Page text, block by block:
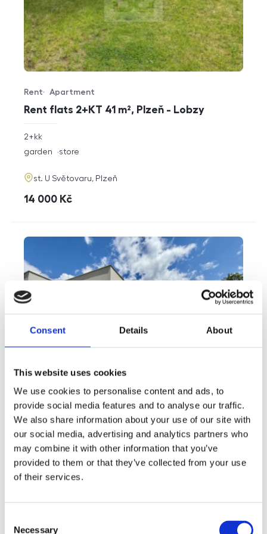
Consent Details About
This website uses cookies
We use cookies to personalise content and ads, to
provide social media features and to analyse our traffic.
We also share information about your use of our site with
our social media, advertising and analytics partners who
may combine it with other information that you’ve
provided to them or that they’ve collected from your use
of their services.
Necessary
Rent flats 2+KT 41 m², Plzeň - Lobzy
Offer type
Rent
Property type
Apartment
rozměry
2+kk
funkce
garden store
adresa
st. U Světovaru, Plzeň
cena
14 000 Kč
Sale houses Family, 181 m² - Unhošť
Offer type
Sale
Property type
House
Virtuální prohlídka
360° video
disposition
Family